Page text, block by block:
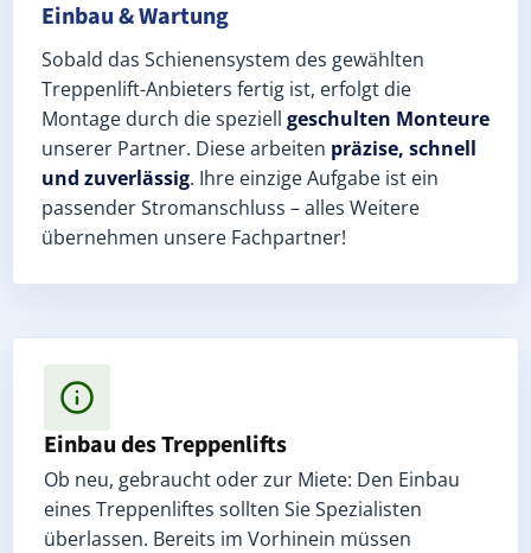
Einbau & Wartung
Sobald das Schienensystem des gewählten
Treppenlift-Anbieters fertig ist, erfolgt die
Montage durch die speziell geschulten Monteure
unserer Partner. Diese arbeiten präzise, schnell
und zuverlässig. Ihre einzige Aufgabe ist ein
passender Stromanschluss – alles Weitere
übernehmen unsere Fachpartner!
Einbau des Treppenlifts
Ob neu, gebraucht oder zur Miete: Den Einbau
eines Treppenliftes sollten Sie Spezialisten
überlassen. Bereits im Vorhinein müssen